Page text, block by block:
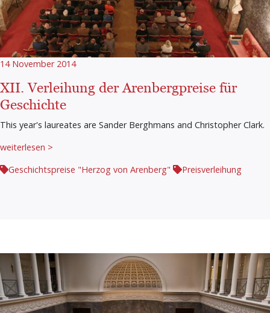
14 November 2014
XII. Verleihung der Arenbergpreise für
Geschichte
This year's laureates are Sander Berghmans and Christopher Clark.
weiterlesen >
Geschichtspreise "Herzog von Arenberg"
Preisverleihung